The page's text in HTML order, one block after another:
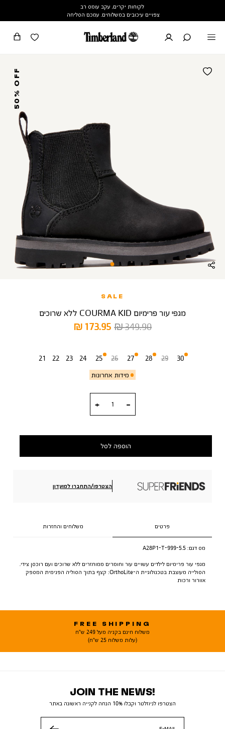
לקוחות יקרים, עקב עומס רב
צפויים עיכובים במשלוחים. עמכם הסליחה
50% OFF
SALE
מגפי עור פרימיום COURMA KID ללא שרוכים
מחיר
173.95 ₪
מחיר
349.90 ₪
21 22 23 24 25
מידות אחרונות
26 27 28 29 30
הוספה לסל
הצטרפו/התחברו למועדון
פרטים משלוחים והחזרות
מס דגם: A28P1-T-999-5.5
מגפי עור פרימיום לילדים עשויים עור וחומרים ממוחזרים ללא שרוכים ועם רוכסן צידי.
הסולייה מעוצבת בטכנולוגיית ה-OrthoLite: קצף בתוך הסוליה הפנימית המספק
אוורור ורכות
FREE SHIPPING
משלוח חינם בקניה מעל 249 ש"ח
(עלות משלוח 25 ש"ח)
JOIN THE NEWS!
הצטרפו לניוזלטר וקבלו 10% הנחה לקנייה ראשונה באתר